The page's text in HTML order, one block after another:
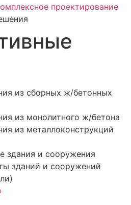
проектирование
из сборных ж/бетонных
из монолитного ж/бетона
из металлоконструкций
здания и сооружения
зданий и сооружений